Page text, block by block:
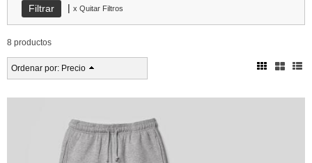
| x Quitar Filtros
8 productos
Ordenar por: Precio